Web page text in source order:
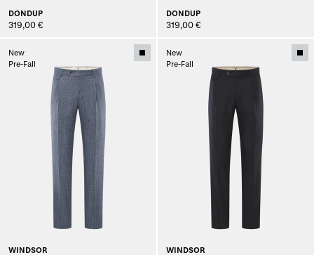
DONDUP
319,00 €
DONDUP
319,00 €
New
Pre-Fall
WINDSOR
New
Pre-Fall
WINDSOR